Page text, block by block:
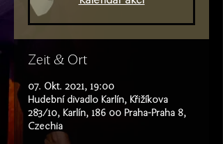
Zeit & Ort
07. Okt. 2021, 19:00
Hudební divadlo Karlín, Křižíkova
283/10, Karlín, 186 00 Praha-Praha 8,
Czechia